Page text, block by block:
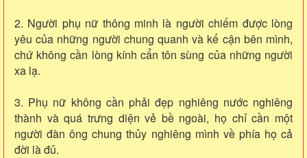
2. Người phụ nữ thông minh là người chiếm được lòng
yêu của những người chung quanh và kế cận bên mình,
chứ không cần lòng kính cẩn tôn sùng của những người
xa lạ.
3. Phụ nữ không cần phải đẹp nghiêng nước nghiêng
thành và quá trưng diện vẻ bề ngoài, họ chỉ cần một
người đàn ông chung thủy nghiêng mình về phía họ cả
đời là đủ.